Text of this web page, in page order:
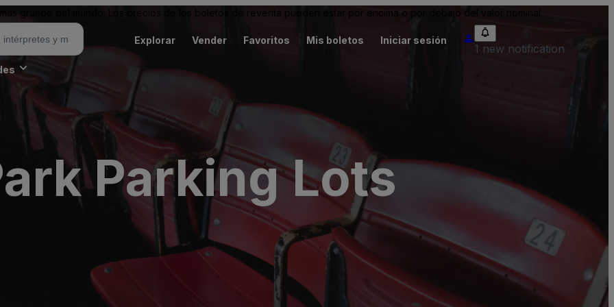
grande del mundo. Los precios de los boletos de reventa pueden estar por encima o por debajo del valor nominal.
Explorar Vender Favoritos Mis boletos Iniciar sesión
1 new notification
Parking Lots